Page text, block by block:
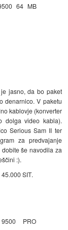
64 MB
jasno, da bo paket
denarnico. V paketu
kablovje (konverter
dolga video kabla).
Serious Sam II ter
za predvajanje
še navodila za
:).
SIT.
PRO